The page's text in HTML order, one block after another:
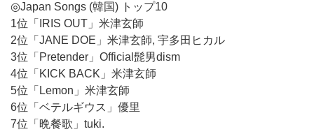
◎Japan Songs (韓国) トップ10
1位「IRIS OUT」米津玄師
2位「JANE DOE」米津玄師, 宇多田ヒカル
3位「Pretender」Official髭男dism
4位「KICK BACK」米津玄師
5位「Lemon」米津玄師
6位「ベテルギウス」優里
7位「晩餐歌」tuki.